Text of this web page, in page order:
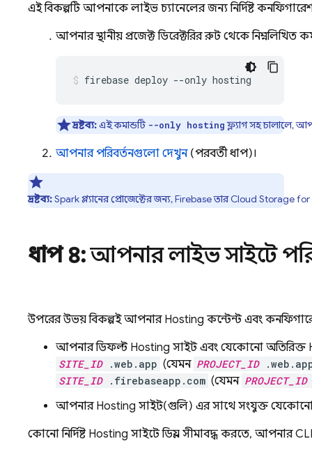
এই বিকল্পটি আপনাকে লাইভ চ্যানেলের জন্য নির্দিষ্ট
আপনার স্থানীয় প্রজেক্ট ডিরেক্টরির রুট থেকে নিম্নলিখিত
firebase deploy --only hosting
দ্রষ্টব্য:এই কমান্ডটি --only hostingফ্ল্যাগ সহ চালালে,
আপনার পরিবর্তনগুলো দেখুন(পরবর্তী ধাপ)।
দ্রষ্টব্য:Spark প্ল্যানের প্রোজেক্টের জন্য, Firebase তারCloud Storage for
ধাপ ৪:আপনার লাইভ সাইটে
উপরের উভয় বিকল্পই আপনার Hosting কন্টেন্ট এবং
আপনার ডিফল্ট Hosting সাইট এবং যেকোনো অতিরিক্ত
SITE_ID.web.app (যেমন PROJECT_ID
SITE_ID.firebaseapp.com (যেমন PROJECT_ID
আপনার Hosting সাইট(গুলি) এর সাথে সংযুক্ত
কোনো নির্দিষ্ট Hosting সাইটে ডিপ্লয় সীমাবদ্ধ করতে, আপনার